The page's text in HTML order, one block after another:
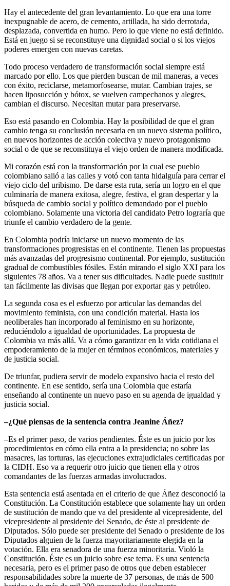
Hay el antecedente del gran levantamiento. Lo que era una torre
inexpugnable de acero, de cemento, artillada, ha sido derrotada,
desplazada, convertida en humo. Pero lo que viene no está definido.
Está en juego si se reconstituye una dignidad social o si los viejos
poderes emergen con nuevas caretas.
Todo proceso verdadero de transformación social siempre está
marcado por ello. Los que pierden buscan de mil maneras, a veces
con éxito, reciclarse, metamorfosearse, mutar. Cambian trajes, se
hacen liposucción y bótox, se vuelven campechanos y alegres,
cambian el discurso. Necesitan mutar para preservarse.
Eso está pasando en Colombia. Hay la posibilidad de que el gran
cambio tenga su conclusión necesaria en un nuevo sistema político,
en nuevos horizontes de acción colectiva y nuevo protagonismo
social o de que se reconstituya el viejo orden de manera modificada.
Mi corazón está con la transformación por la cual ese pueblo
colombiano salió a las calles y votó con tanta hidalguía para cerrar el
viejo ciclo del uribismo. De darse esta ruta, sería un logro en el que
culminaría de manera exitosa, alegre, festiva, el gran despertar y la
búsqueda de cambio social y político demandado por el pueblo
colombiano. Solamente una victoria del candidato Petro lograría que
triunfe el cambio verdadero de la gente.
En Colombia podría iniciarse un nuevo momento de las
transformaciones progresistas en el continente. Tienen las propuestas
más avanzadas del progresismo continental. Por ejemplo, sustitución
gradual de combustibles fósiles. Están mirando el siglo XXI para los
siguientes 78 años. Va a tener sus dificultades. Nadie puede sustituir
tan fácilmente las divisas que llegan por exportar gas y petróleo.
La segunda cosa es el esfuerzo por articular las demandas del
movimiento feminista, con una condición material. Hasta los
neoliberales han incorporado al feminismo en su horizonte,
reduciéndolo a igualdad de oportunidades. La propuesta de
Colombia va más allá. Va a cómo garantizar en la vida cotidiana el
empoderamiento de la mujer en términos económicos, materiales y
de justicia social.
De triunfar, pudiera servir de modelo expansivo hacia el resto del
continente. En ese sentido, sería una Colombia que estaría
enseñando al continente un nuevo paso en su agenda de igualdad y
justicia social.
–¿Qué piensas de la sentencia contra Jeanine Áñez?
–Es el primer paso, de varios pendientes. Éste es un juicio por los
procedimientos en cómo ella entra a la presidencia; no sobre las
masacres, las torturas, las ejecuciones extrajudiciales certificadas por
la CIDH. Eso va a requerir otro juicio que tienen ella y otros
comandantes de las fuerzas armadas involucrados.
Esta sentencia está asentada en el criterio de que Áñez desconoció la
Constitución. La Constitución establece que solamente hay un orden
de sustitución de mando que va del presidente al vicepresidente, del
vicepresidente al presidente del Senado, de éste al presidente de
Diputados. Sólo puede ser presidente del Senado o presidente de los
Diputados alguien de la fuerza mayoritariamente elegida en la
votación. Ella era senadora de una fuerza minoritaria. Violó la
Constitución. Éste es un juicio sobre ese tema. Es una sentencia
necesaria, pero es el primer paso de otros que deben establecer
responsabilidades sobre la muerte de 37 personas, de más de 500